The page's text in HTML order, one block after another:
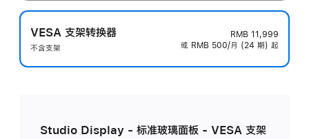
VESA 支架转换器
不含支架
RMB 11,999
或 RMB 500/月 (24 期) 起
Studio Display - 标准玻璃面板 - VESA 支架